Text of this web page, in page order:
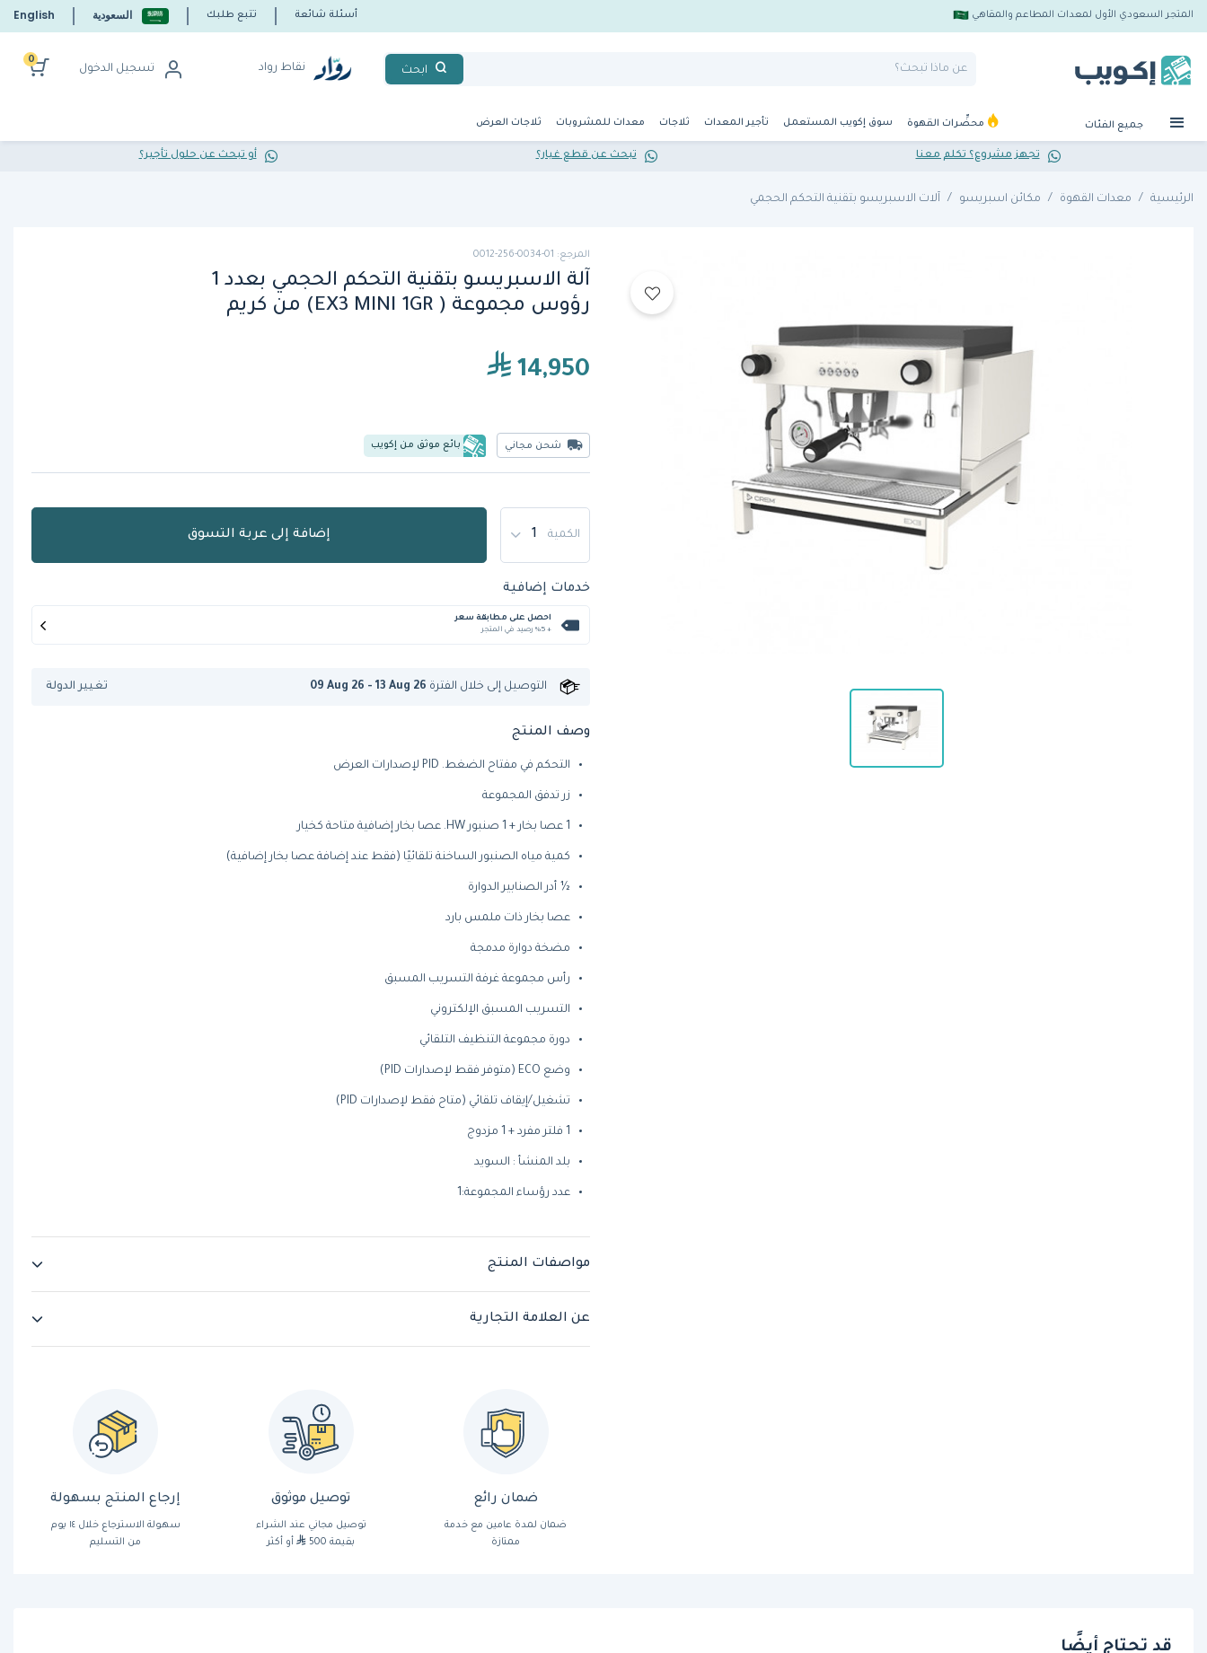
المتجر السعودي الأول لمعدات المطاعم والمقاهي أسئلة شائعة تتبع طلبك السعودية English
ابحث نقاط رواد تسجيل الدخول
0
جميع الفئات محضِّرات القهوة سوق إكويب المستعمل تأجير المعدات ثلاجات معدات للمشروبات ثلاجات العرض
تجهز مشروع؟ تكلم معنا تبحث عن قطع غيار؟ أو تبحث عن حلول تأجير؟
الرئيسية معدات القهوة مكائن اسبريسو آلات الاسبريسو بتقنية التحكم الحجمي
المرجع: 01-0034-256-0012
آلة الاسبريسو بتقنية التحكم الحجمي بعدد 1
رؤوس مجموعة ( EX3 MINI 1GR) من كريم
14,950
شحن مجاني بائع موثق من إكويب
الكمية إضافة إلى عربة التسوق
خدمات إضافية
احصل على مطابقة سعر
+ %5 رصيد في المتجر
التوصيل إلى خلال الفترة 09 Aug 26 - 13 Aug 26 تغيير الدولة
وصف المنتج
التحكم في مفتاح الضغط. PID لإصدارات العرض
زر تدفق المجموعة
1 عصا بخار + 1 صنبور HW. عصا بخار إضافية متاحة كخيار
كمية مياه الصنبور الساخنة تلقائيًا (فقط عند إضافة عصا بخار إضافية)
½ أدر الصنابير الدوارة
عصا بخار ذات ملمس بارد
مضخة دوارة مدمجة
رأس مجموعة غرفة التسريب المسبق
التسريب المسبق الإلكتروني
دورة مجموعة التنظيف التلقائي
وضع ECO (متوفر فقط لإصدارات PID)
تشغيل/إيقاف تلقائي (متاح فقط لإصدارات PID)
1 فلتر مفرد + 1 مزدوج
بلد المنشأ : السويد
عدد رؤساء المجموعة:1
مواصفات المنتج
عن العلامة التجارية
ضمان رائع
ضمان لمدة عامين مع خدمة
ممتازة
توصيل موثوق
توصيل مجاني عند الشراء
بقيمة 500
أو أكثر
إرجاع المنتج بسهولة
سهولة الاسترجاع خلال ١٤ يوم
من التسليم
قد تحتاج أيضًا